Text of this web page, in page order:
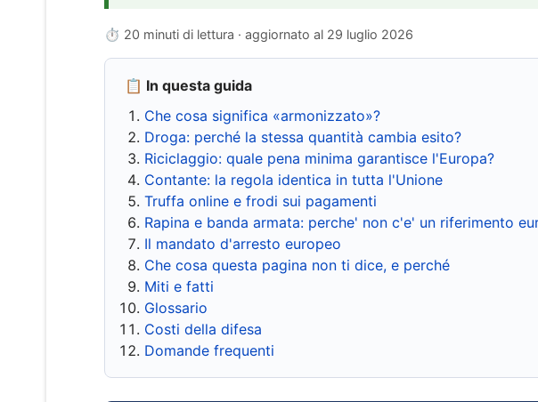
⏱ 20 minuti di lettura · aggiornato al 29 luglio 2026
📋 In questa guida
Che cosa significa «armonizzato»?
Droga: perché la stessa quantità cambia esito?
Riciclaggio: quale pena minima garantisce l'Europa?
Contante: la regola identica in tutta l'Unione
Truffa online e frodi sui pagamenti
Rapina e banda armata: perche' non c'e' un riferimento
Il mandato d'arresto europeo
Che cosa questa pagina non ti dice, e perché
Miti e fatti
Glossario
Costi della difesa
Domande frequenti